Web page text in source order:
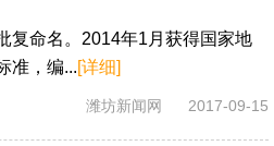
复命名。2014年1月获得国家地
准，编...[详细]
潍坊新闻网 2017-09-15